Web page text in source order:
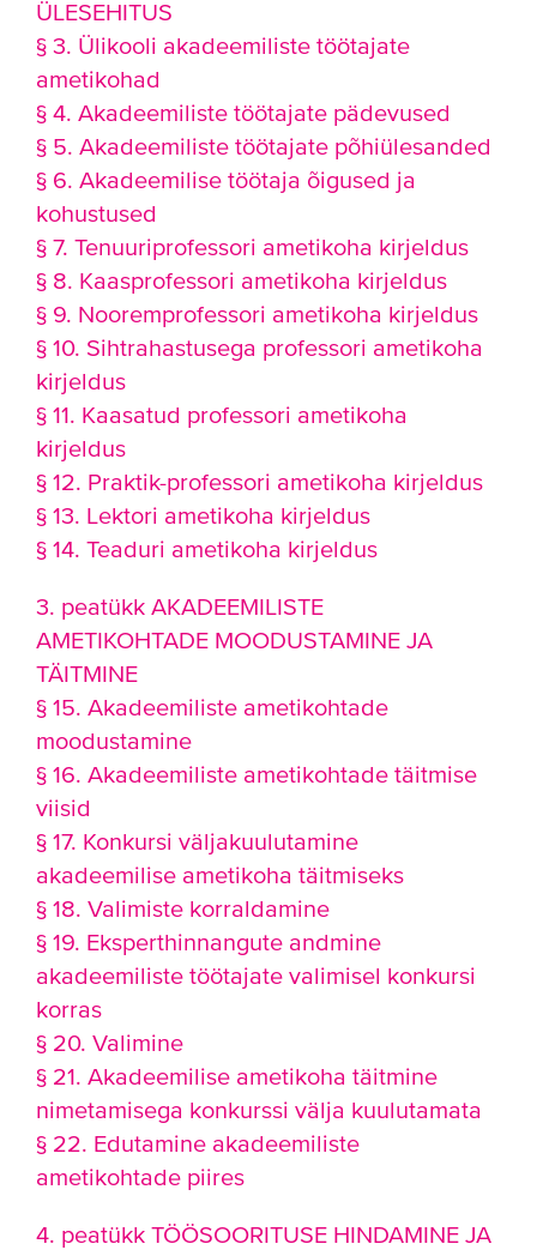
ÜLESEHITUS
§ 3. Ülikooli akadeemiliste töötajate
ametikohad
§ 4. Akadeemiliste töötajate pädevused
§ 5. Akadeemiliste töötajate põhiülesanded
§ 6. Akadeemilise töötaja õigused ja
kohustused
§ 7. Tenuuriprofessori ametikoha kirjeldus
§ 8. Kaasprofessori ametikoha kirjeldus
§ 9. Nooremprofessori ametikoha kirjeldus
§ 10. Sihtrahastusega professori ametikoha
kirjeldus
§ 11. Kaasatud professori ametikoha
kirjeldus
§ 12. Praktik-professori ametikoha kirjeldus
§ 13. Lektori ametikoha kirjeldus
§ 14. Teaduri ametikoha kirjeldus
3. peatükk AKADEEMILISTE
AMETIKOHTADE MOODUSTAMINE JA
TÄITMINE
§ 15. Akadeemiliste ametikohtade
moodustamine
§ 16. Akadeemiliste ametikohtade täitmise
viisid
§ 17. Konkursi väljakuulutamine
akadeemilise ametikoha täitmiseks
§ 18. Valimiste korraldamine
§ 19. Eksperthinnangute andmine
akadeemiliste töötajate valimisel konkursi
korras
§ 20. Valimine
§ 21. Akadeemilise ametikoha täitmine
nimetamisega konkurssi välja kuulutamata
§ 22. Edutamine akadeemiliste
ametikohtade piires
4. peatükk TÖÖSOORITUSE HINDAMINE JA